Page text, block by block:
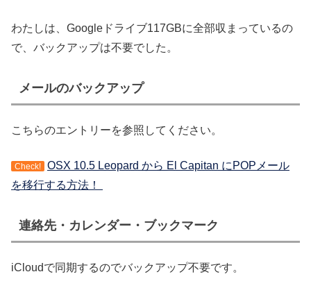
わたしは、Googleドライブ117GBに全部収まっているの
で、バックアップは不要でした。
メールのバックアップ
こちらのエントリーを参照してください。
Check!
OSX 10.5 Leopard から El Capitan にPOPメール
を移行する方法！
連絡先・カレンダー・ブックマーク
iCloudで同期するのでバックアップ不要です。